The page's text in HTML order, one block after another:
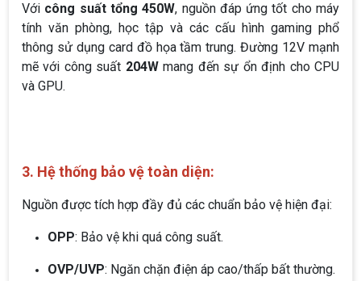
Với công suất tổng 450W, nguồn đáp ứng tốt cho máy
tính văn phòng, học tập và các cấu hình gaming phổ
thông sử dụng card đồ họa tầm trung. Đường 12V mạnh
mẽ với công suất 204Wmang đến sự ổn định cho CPU
và GPU.
3. Hệ thống bảo vệ toàn diện:
Nguồn được tích hợp đầy đủ các chuẩn bảo vệ hiện đại:
OPP: Bảo vệ khi quá công suất.
OVP/UVP: Ngăn chặn điện áp cao/thấp bất thường.